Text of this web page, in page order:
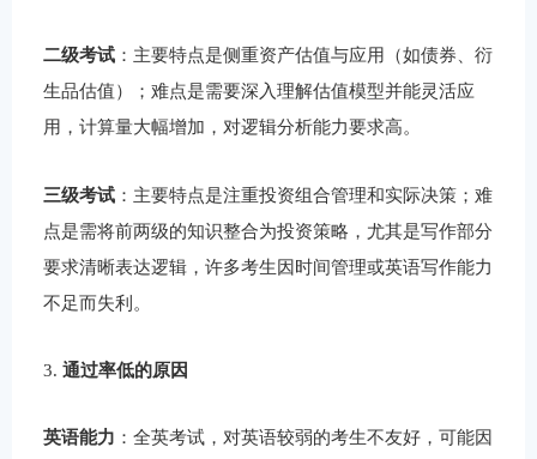
二级考试 ：主要特点是侧重资产估值与应用（如债券、衍
生品估值）；难点是需要深入理解估值模型并能灵活应
用，计算量大幅增加，对逻辑分析能力要求高。
三级考试 ：主要特点是注重投资组合管理和实际决策；难
点是需将前两级的知识整合为投资策略，尤其是写作部分
要求清晰表达逻辑，许多考生因时间管理或英语写作能力
不足而失利。
3.通过率低的原因
英语能力 ：全英考试，对英语较弱的考生不友好，可能因